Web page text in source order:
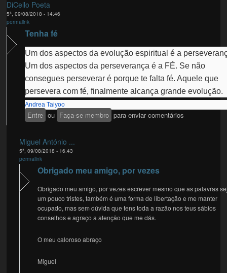
DiCello Poeta
5ª, 09/08/2018 - 14:46
permalink
Tenha fé
Um dos aspectos da evolução espiritual é a
Um dos aspectos da perseverança é a FÉ. Se não
consegues perseverar é porque te falta fé. Aquele que
persevera com fé, finalmente alcança grande evolução.
Andrea Taiyoo
Entre ou Faça-se membro para enviar comentários
Miguel António ...
5ª, 09/08/2018 - 16:43
permalink
Obrigado meu amigo, por vezes
Obrigado meu amigo, por vezes escrever mesmo que as palavras
um pouco tristes, também é uma forma de libertação e me manter
ocupado, mas sem dúvida que tens toda a razão nos teus sábios
conselhos e agraço a atenção que me dás.
O meu caloroso abraço
Miguel